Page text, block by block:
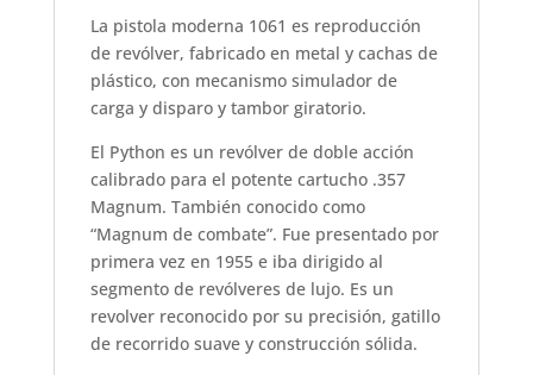
La pistola moderna 1061 es reproducción
de revólver, fabricado en metal y cachas de
plástico, con mecanismo simulador de
carga y disparo y tambor giratorio.
El Python es un revólver de doble acción
calibrado para el potente cartucho .357
Magnum. También conocido como
“Magnum de combate”. Fue presentado por
primera vez en 1955 e iba dirigido al
segmento de revólveres de lujo. Es un
revolver reconocido por su precisión, gatillo
de recorrido suave y construcción sólida.